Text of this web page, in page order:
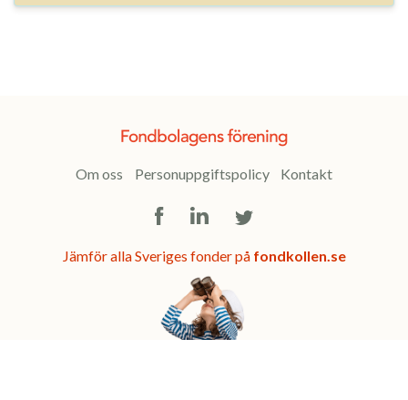
Om oss Personuppgiftspolicy Kontakt
FacebookLinkedIn
Jämför alla Sveriges fonder på fondkollen.se